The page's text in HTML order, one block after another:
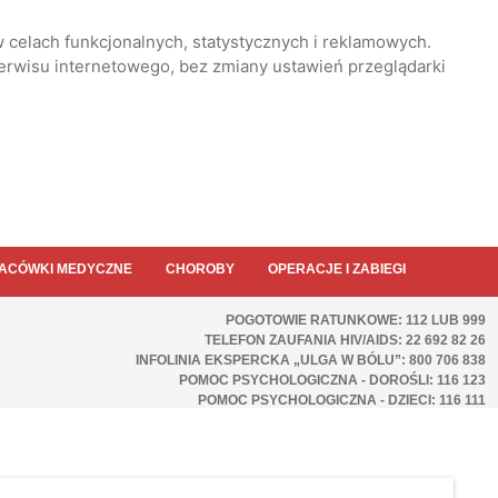
funkcjonalnych, statystycznych i reklamowych.
internetowego, bez zmiany ustawień przeglądarki
MEDYCZNE CHOROBY OPERACJE I ZABIEGI
POGOTOWIE RATUNKOWE: 112 LUB 999
TELEFON ZAUFANIA HIV/AIDS: 22 692 82 26
INFOLINIA EKSPERCKA „ULGA W BÓLU”: 800 706 838
POMOC PSYCHOLOGICZNA - DOROŚLI: 116 123
POMOC PSYCHOLOGICZNA - DZIECI: 116 111